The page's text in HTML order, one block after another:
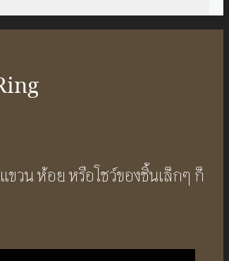
ขวน ห้อย หรือโชว์ของชิ้นเล็กๆ ก็